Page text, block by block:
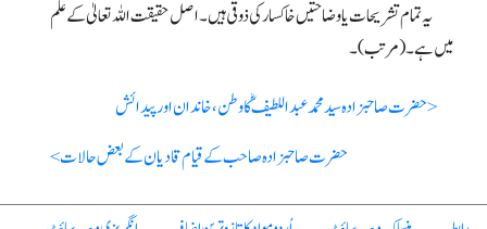
یہ تمام تشریحات یاوضاحتیں خاکسار کی ذوقی ہیں۔ اصل حقیقت اللہ تعالیٰ کے علم
میں ہے۔(مرتب)۔
< حضرت صاحبزادہ سید محمد عبداللطیفؓ کا وطن ، خاندان اور پیدائش
حضرت صاحبزادہ صاحب کے قیام قادیان کے بعض حالات >